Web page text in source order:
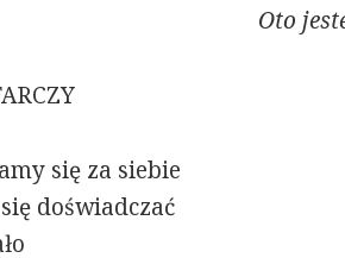
Oto
się za siebie
doświadczać